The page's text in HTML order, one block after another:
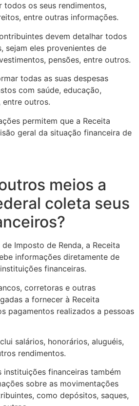
todos os seus rendimentos,
entre outras informações.
devem detalhar todos
sejam eles provenientes de
pensões, entre outros.
todas as suas despesas
com saúde, educação,
entre outros.
permitem que a Receita
geral da situação financeira de
meios a
coleta seus
Imposto de Renda, a Receita
informações diretamente de
financeiras.
corretoras e outras
a fornecer à Receita
pagamentos realizados a pessoas
salários, honorários, aluguéis,
rendimentos.
instituições financeiras também
sobre as movimentações
como depósitos, saques,